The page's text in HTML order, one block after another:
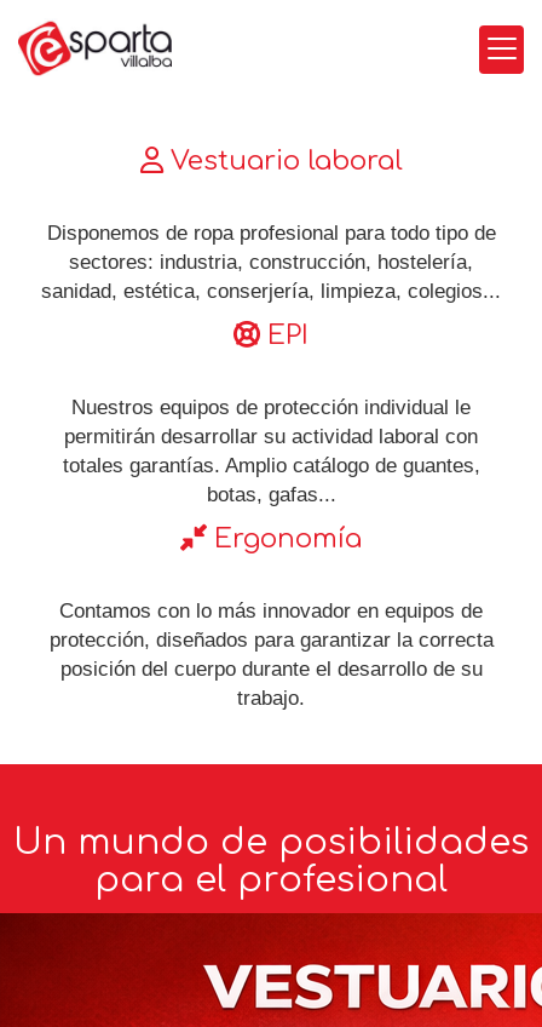
Vestuario para
Vestuario laboral
Disponemos de ropa profesional para todo tipo de
sectores: industria, construcción, hostelería,
sanidad, estética, conserjería, limpieza, colegios...
EPI
Nuestros equipos de protección individual le
permitirán desarrollar su actividad laboral con
totales garantías. Amplio catálogo de guantes,
botas, gafas...
Ergonomía
Contamos con lo más innovador en equipos de
protección, diseñados para garantizar la correcta
posición del cuerpo durante el desarrollo de su
trabajo.
Un mundo de posibilidades
para el profesional